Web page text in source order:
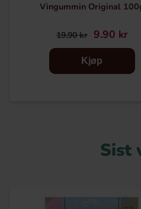
Vingummin Original
19.90 kr 9.90 kr
Kjøp
Sist